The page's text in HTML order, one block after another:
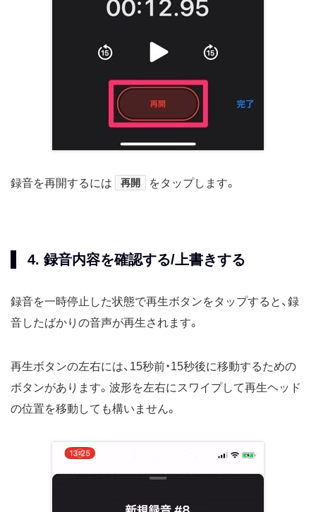
録音を再開するには 再開 をタップします。
4. 録音内容を確認する/上書きする
録音を一時停止した状態で再生ボタンをタップすると、録
音したばかりの音声が再生されます。
再生ボタンの左右には、15秒前・15秒後に移動するための
ボタンがあります。波形を左右にスワイプして再生ヘッド
の位置を移動しても構いません。